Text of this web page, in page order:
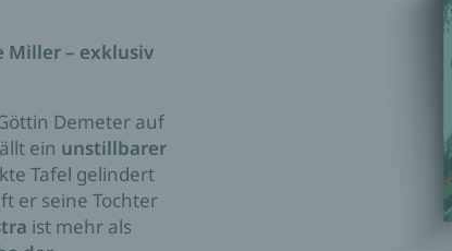
Miller – exklusiv
Demeter auf
ein unstillbarer
Tafel gelindert
er seine Tochter
ist mehr als